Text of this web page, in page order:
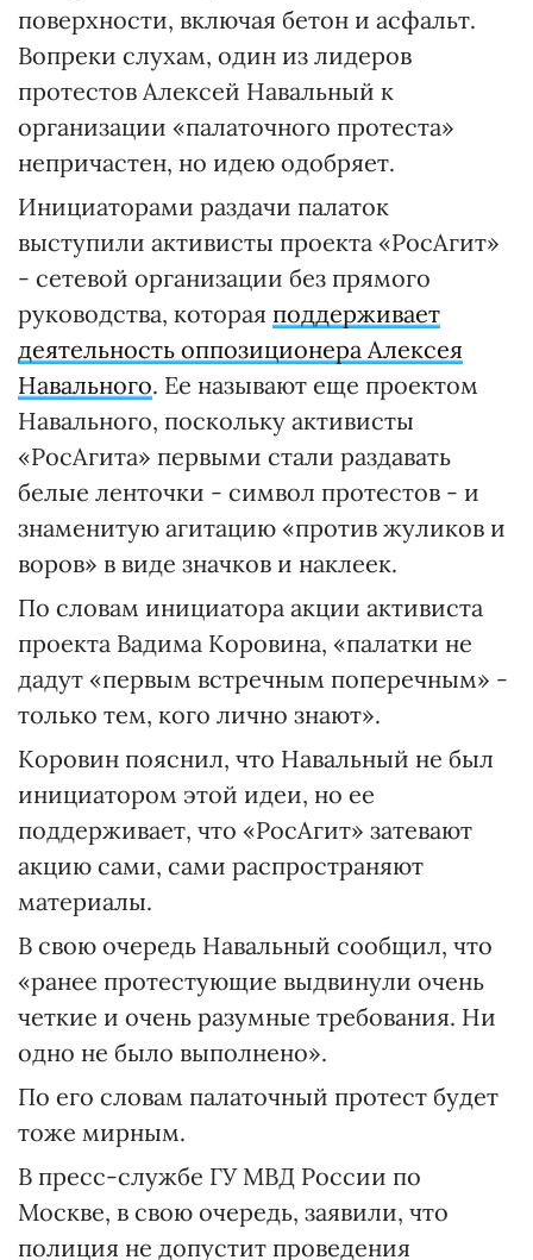
поверхности, включая бетон и асфальт.
Вопреки слухам, один из лидеров
протестов Алексей Навальный к
организации «палаточного протеста»
непричастен, но идею одобряет.
Инициаторами раздачи палаток
выступили активисты проекта «РосАгит»
- сетевой организации без прямого
руководства, которая поддерживает
деятельность оппозиционера Алексея
Навального. Ее называют еще проектом
Навального, поскольку активисты
«РосАгита» первыми стали раздавать
белые ленточки - символ протестов - и
знаменитую агитацию «против жуликов и
воров» в виде значков и наклеек.
По словам инициатора акции активиста
проекта Вадима Коровина, «палатки не
дадут «первым встречным поперечным» -
только тем, кого лично знают».
Коровин пояснил, что Навальный не был
инициатором этой идеи, но ее
поддерживает, что «РосАгит» затевают
акцию сами, сами распространяют
материалы.
В свою очередь Навальный сообщил, что
«ранее протестующие выдвинули очень
четкие и очень разумные требования. Ни
одно не было выполнено».
По его словам палаточный протест будет
тоже мирным.
В пресс-службе ГУ МВД России по
Москве, в свою очередь, заявили, что
полиция не допустит проведения